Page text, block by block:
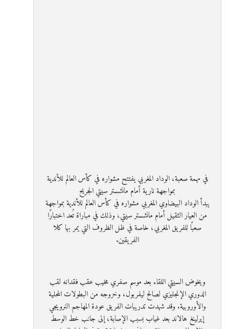
في مهمة صعبة، الوداد المغربي يفتتح مشواره في كأس العالم للأندية
بمواجهة نارية أمام مانشستر سيتي الجريح
يبدأ الوداد البيضاوي المغربي مشواره في كأس العالم للأندية بمواجهة
من العيار الثقيل أمام مانشستر سيتي، وذلك في مباراة تُعد اختبارًا
صعبًا للفريق المغربي، خاصة في ظل الظروف التي يمر بها كلا
الفريقين.
ويخوض السيتي اللقاء بعد موسم صفري مخيب عقب فقدانه لقب
الدوري الإنجليزي لصالح ليفربول، وخروجه من البطولات المحلية
والأوروبية. وقد شهدت تدريبات الفريق عودة المهاجم النرويجي
إيرلينغ هالاند بعد غياب بسبب الإصابة، إلى جانب خط الوسط